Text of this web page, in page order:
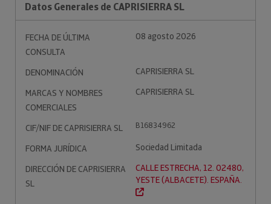
Datos Generales de CAPRISIERRA SL
FECHA DE ÚLTIMA
CONSULTA
08 agosto 2026
DENOMINACIÓN
CAPRISIERRA SL
MARCAS Y NOMBRES
COMERCIALES
CAPRISIERRA SL
CIF/NIF DE CAPRISIERRA SL B16834962
FORMA JURÍDICA
Sociedad Limitada
DIRECCIÓN DE CAPRISIERRA
SL
CALLE ESTRECHA, 12. 02480,
YESTE (ALBACETE). ESPAÑA.